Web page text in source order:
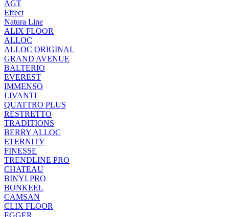
AGT
Effect
Natura Line
ALIX FLOOR
ALLOC
ALLOC ORIGINAL
GRAND AVENUE
BALTERIO
EVEREST
IMMENSO
LIVANTI
QUATTRO PLUS
RESTRETTO
TRADITIONS
BERRY ALLOC
ETERNITY
FINESSE
TRENDLINE PRO
CHATEAU
BINYLPRO
BONKEEL
CAMSAN
CLIX FLOOR
EGGER